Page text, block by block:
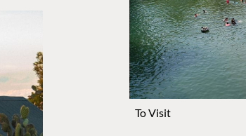
To Visit